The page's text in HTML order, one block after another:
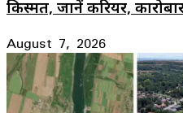
किस्मत, जानें करियर,
August 7, 2026